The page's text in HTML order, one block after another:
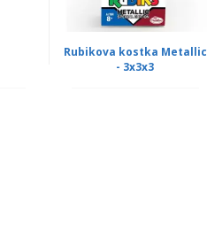
Rubikova kostka Metallic
- 3x3x3